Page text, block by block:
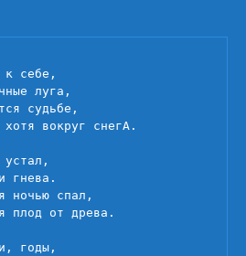
чувство,
к себе,
луга,
судьбе,
вокруг снегА.
гнева.
ночью спал,
плод от древа.
годы,